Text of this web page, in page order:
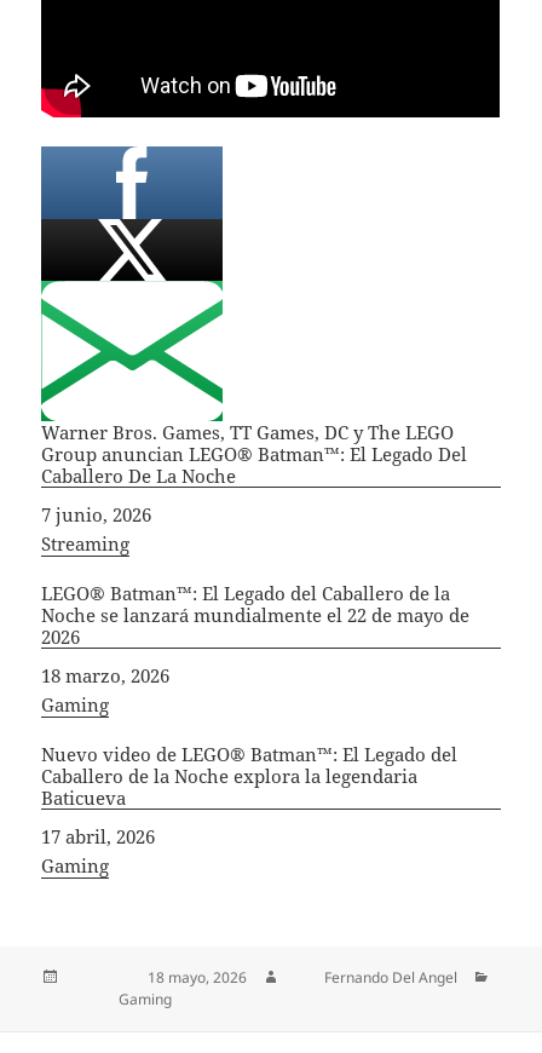
Warner Bros. Games, TT Games, DC y The LEGO
Group anuncian LEGO® Batman™: El Legado Del
Caballero De La Noche
Fecha
7 junio, 2026
In relation to
Streaming
LEGO® Batman™: El Legado del Caballero de la
Noche se lanzará mundialmente el 22 de mayo de
2026
Fecha
18 marzo, 2026
In relation to
Gaming
Nuevo video de LEGO® Batman™: El Legado del
Caballero de la Noche explora la legendaria
Baticueva
Fecha
17 abril, 2026
In relation to
Gaming
18 mayo, 2026
Fernando Del Angel
CategoríasGaming